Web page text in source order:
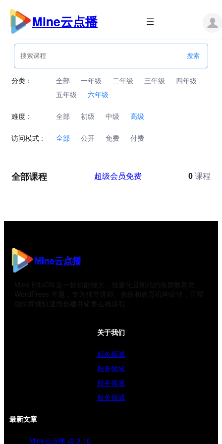
跳
内
Mine云点播
分类： 全部 一年级 二年级 三年级
四年级
五年级
六年级
难度 : 全部 初级 中级 高级
访问模式 : 全部 公开 免费 付费
全部课程 超级会员免费 0 课程
Mine云点播
Mine EduCN 是一款功能强大、轻量化且现代的免费教育类
WordPress 主题，专为独立讲师、教练和教育机构设计，可帮
助你简便快速地创建并销售在线课程
关于我们
服务领域
服务领域
服务领域
服务领域
最新文章
Mine云点播 v2.3.10